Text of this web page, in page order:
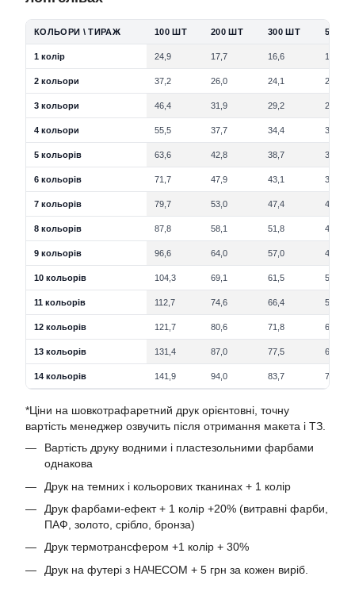
КОЛЬОРИ \ ТИРАЖ 100 ШТ 200 ШТ 300 ШТ 500
1 колір 24,9 17,7 16,6 15,3
2 кольори 37,2 26,0 24,1 21,8
3 кольори 46,4 31,9 29,2 26,2
4 кольори 55,5 37,7 34,4 30,6
5 кольорів 63,6 42,8 38,7 34,3
6 кольорів 71,7 47,9 43,1 37,9
7 кольорів 79,7 53,0 47,4 41,6
8 кольорів 87,8 58,1 51,8 45,3
9 кольорів 96,6 64,0 57,0 49,8
10 кольорів 104,3 69,1 61,5 53,8
11 кольорів 112,7 74,6 66,4 58,1
12 кольорів 121,7 80,6 71,8 62,8
13 кольорів 131,4 87,0 77,5 67,8
14 кольорів 141,9 94,0 83,7 73,2
*Ціни на шовкотрафаретний друк орієнтовні, точну
вартість менеджер озвучить після отримання макета і ТЗ.
Вартість друку водними і пластезольними фарбами
однакова
Друк на темних і кольорових тканинах + 1 колір
Друк фарбами-ефект + 1 колір +20% (витравні фарби,
ПАФ, золото, срібло, бронза)
Друк термотрансфером +1 колір + 30%
Друк на футері з НАЧЕСОМ + 5 грн за кожен виріб.